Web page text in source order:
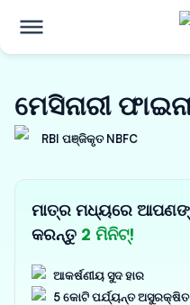
ମେସିନାରୀ
RBI ପଞ୍ଜିକୃତ NBFC
ମାତ୍ର ମଧ୍ୟରେ
କରନ୍ତୁ 2 ମିନିଟ୍!
ଆକର୍ଷଣୀୟ ସୁଦ ହାର
5 କୋଟି ପର୍ଯ୍ୟନ୍ତ